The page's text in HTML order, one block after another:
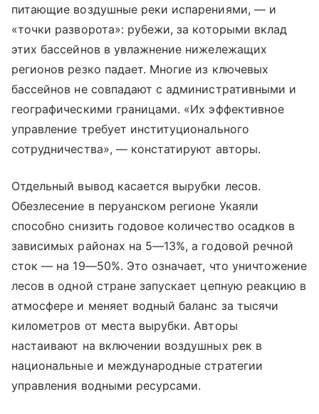
питающие воздушные реки испарениями, — и
«точки разворота»: рубежи, за которыми вклад
этих бассейнов в увлажнение нижележащих
регионов резко падает. Многие из ключевых
бассейнов не совпадают с административными и
географическими границами. «Их эффективное
управление требует институционального
сотрудничества», — констатируют авторы.
Отдельный вывод касается вырубки лесов.
Обезлесение в перуанском регионе Укаяли
способно снизить годовое количество осадков в
зависимых районах на 5—13%, а годовой речной
сток — на 19—50%. Это означает, что уничтожение
лесов в одной стране запускает цепную реакцию в
атмосфере и меняет водный баланс за тысячи
километров от места вырубки. Авторы
настаивают на включении воздушных рек в
национальные и международные стратегии
управления водными ресурсами.